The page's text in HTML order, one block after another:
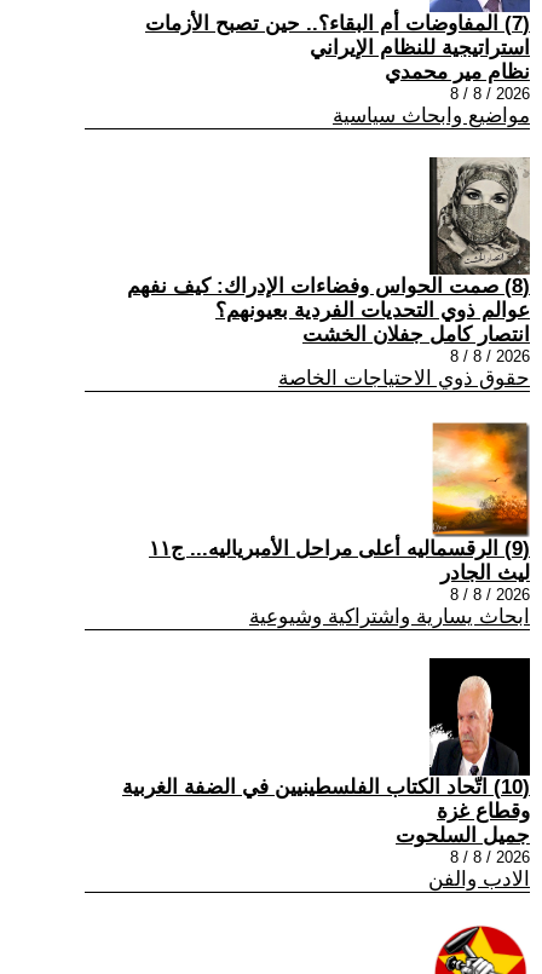
(7) المفاوضات أم البقاء؟.. حين تصبح الأزمات
استراتيجية للنظام الإيراني
نظام مير محمدي
2026 / 8 / 8
مواضيع وابحاث سياسية
(8) صمت الحواس وفضاءات الإدراك: كيف نفهم
عوالم ذوي التحديات الفردية بعيونهم؟
انتصار كامل جفلان الخشت
2026 / 8 / 8
حقوق ذوي الاحتياجات الخاصة
(9) الرقسماليه أعلى مراحل الأمبرياليه... ج١١
ليث الجادر
2026 / 8 / 8
ابحاث يسارية واشتراكية وشيوعية
(10) اتّحاد الكتاب الفلسطينيين في الضفة الغربية
وقطاع غزة
جميل السلحوت
2026 / 8 / 8
الادب والفن